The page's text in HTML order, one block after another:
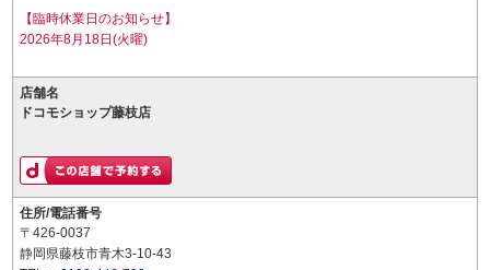
【臨時休業日のお知らせ】
2026年8月18日(火曜)
店舗名
ドコモショップ藤枝店
住所/電話番号
〒426-0037
静岡県藤枝市青木3-10-43